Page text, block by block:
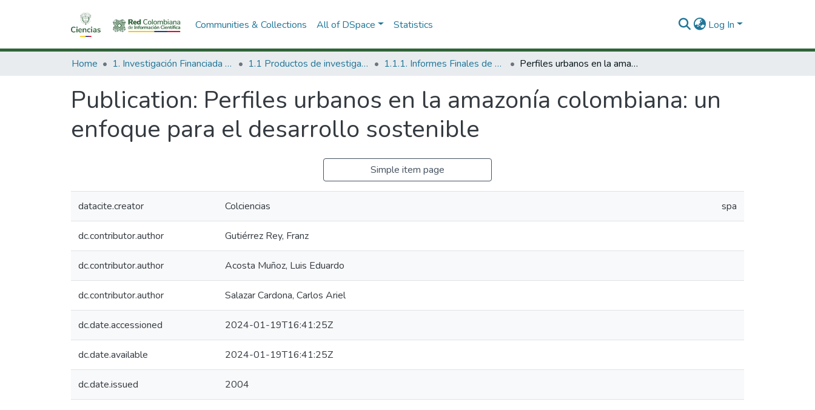
Communities & Collections All of DSpace Statistics Log In
Home 1. Investigación Financiada con Recursos Públicos 1.1 Productos de investigación 1.1.1. Informes Finales de Proyectos de Investigación Perfiles urbanos en la amazonía colombiana: un enfoque para el desarrollo sostenible
Publication: Perfiles urbanos en la amazonía colombiana: un
enfoque para el desarrollo sostenible
Simple item page
datacite.creator Colciencias spa
dc.contributor.author Gutiérrez Rey, Franz
dc.contributor.author Acosta Muñoz, Luis Eduardo
dc.contributor.author Salazar Cardona, Carlos Ariel
dc.date.accessioned 2024-01-19T16:41:25Z
dc.date.available 2024-01-19T16:41:25Z
dc.date.issued 2004